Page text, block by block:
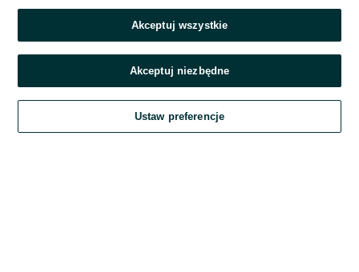
Zaloguj się
Kontynuując za pośrednictwem jednego z dostawców wskazanych powyżej,
OLX.pl w jego aktualnym brzmieniu.
Akceptuj wszystkie
Akceptuj niezbędne
Ustaw preferencje